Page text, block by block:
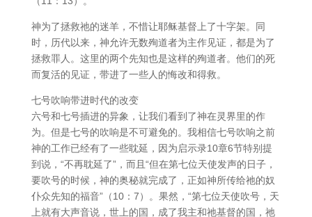
神为了拯救祂的迷羊，不惜让耶稣基督上了十字架。同
时，历代以来，神允许无数殉道者为主作见证，都是为了
拯救罪人。这里的两个先知也是这样的殉道者。他们的死
而复活的见证，带进了一些人的悔改和得救。
七号吹响带进时代的改变
六号和七号插进的异象，让我们看到了神在灵界里的作
为。但是七号的吹响是不可避免的。我相信七号吹响之前
神的工作已经有了一些耽延，因为启示录10章6节特别提
到说，“不再耽延了”，而且“但在第七位天使发声的日子，
要吹号的时候，神的奥秘就完成了，正如神所传给祂的奴
仆众先知的福音”（10：7）。果然，“第七位天使吹号，天
上就有大声音说，世上的国，成了我主和祂基督的国，祂